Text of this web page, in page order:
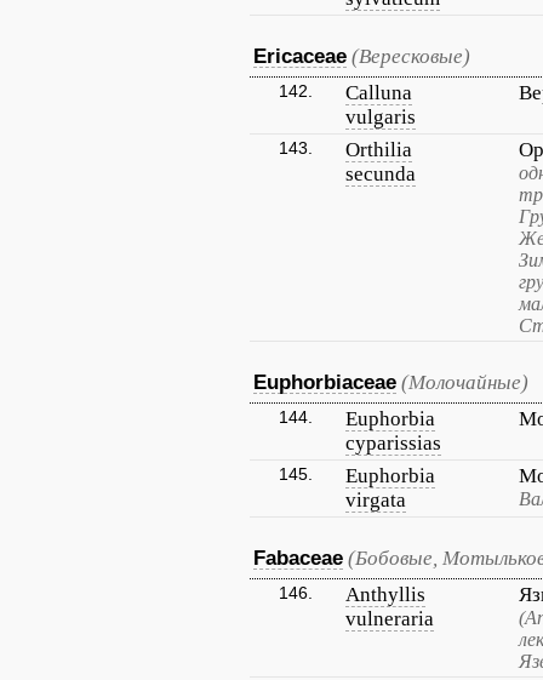
Ericaceae (Вересковые)
142.
Calluna
vulgaris
143.
Orthilia
secunda
Euphorbiaceae (Молочайные)
144.
Euphorbia
cyparissias
145.
Euphorbia
virgata
Fabaceae (Бобовые,
146.
Anthyllis
vulneraria